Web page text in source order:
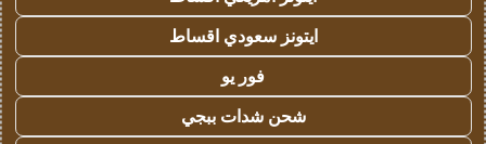
ايتونز سعودي اقساط
فور يو
شحن شدات ببجي